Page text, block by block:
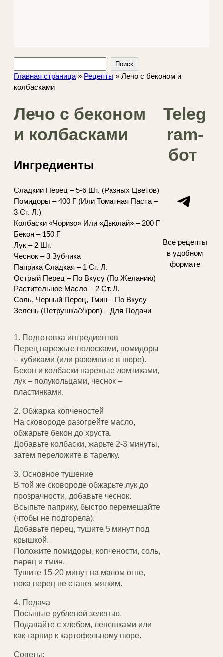
Поиск
Главная страница » Рецепты » Лечо с беконом и
колбасками
Лечо с беконом
и колбасками
Ингредиенты
Сладкий Перец – 5-6 Шт. (Разных Цветов)
Помидоры – 400 Г (Или Томатная Паста –
3 Ст. Л.)
Колбаски «Чоризо» Или «Дьюлай» – 200 Г
Бекон – 150 Г
Лук – 2 Шт.
Чеснок – 3 Зубчика
Паприка Сладкая – 1 Ст. Л.
Острый Перец – По Вкусу (По Желанию)
Растительное Масло – 2 Ст. Л.
Соль, Черный Перец, Тмин – По Вкусу
Зелень (Петрушка/Укроп) – Для Подачи
1. Подготовка ингредиентов
Перец нарежьте полосками, помидоры
– кубиками (или разомните в пюре).
Бекон и колбаски нарежьте ломтиками,
лук – полукольцами, чеснок –
пластинками.
2. Обжарка копченостей
На сковороде разогрейте масло,
обжарьте бекон до хруста.
Добавьте колбаски, жарьте 2-3 минуты,
затем переложите в тарелку.
3. Основное тушение
В той же сковороде обжарьте лук до
прозрачности, добавьте чеснок.
Всыпьте паприку, быстро перемешайте
(чтобы не подгорела).
Добавьте перец, тушите 5 минут под
крышкой.
Положите помидоры, копчености, соль,
перец и тмин.
Тушите 15-20 минут на малом огне,
пока перец не станет мягким.
4. Подача
Посыпьте рубленой зеленью.
Подавайте с хлебом, лепешками или
как гарнир к картофельному пюре.
Советы:
Teleg
ram-
бот
Telegram
Все рецепты
в удобном
формате